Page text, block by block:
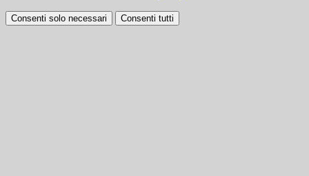
Consenti solo necessari Consenti tutti